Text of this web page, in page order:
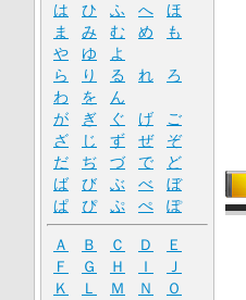
は
ひ ふ へ
ほ
ま
み む め
も
や
ゆ
よ
ら
り る れ
ろ
わ
を
ん
が
ぎ ぐ げ
ご
ざ
じ ず ぜ
ぞ
だ
ぢ づ で
ど
ば
び ぶ べ
ぼ
ぱ
ぴ ぷ ぺ ぽ
Ａ Ｂ Ｃ Ｄ
Ｅ
Ｆ
Ｇ Ｈ Ｉ
Ｊ
Ｋ
Ｌ Ｍ Ｎ
Ｏ